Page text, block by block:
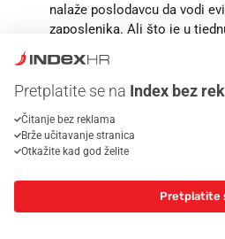
nalaže poslodavcu da vodi
zaposlenika. Ali što je u
rade? Tko od nastavnika
školu? Ono što danas
dostojanstvo, a djeci i
je jedino što im mogu
sektoru, a prije sam radio u
koliko je koji posao težak.
Pretplatite se na Index bez
Čitanje bez reklama
Brže učitavanje stranica
Otkažite kad god želite
Pretplatite